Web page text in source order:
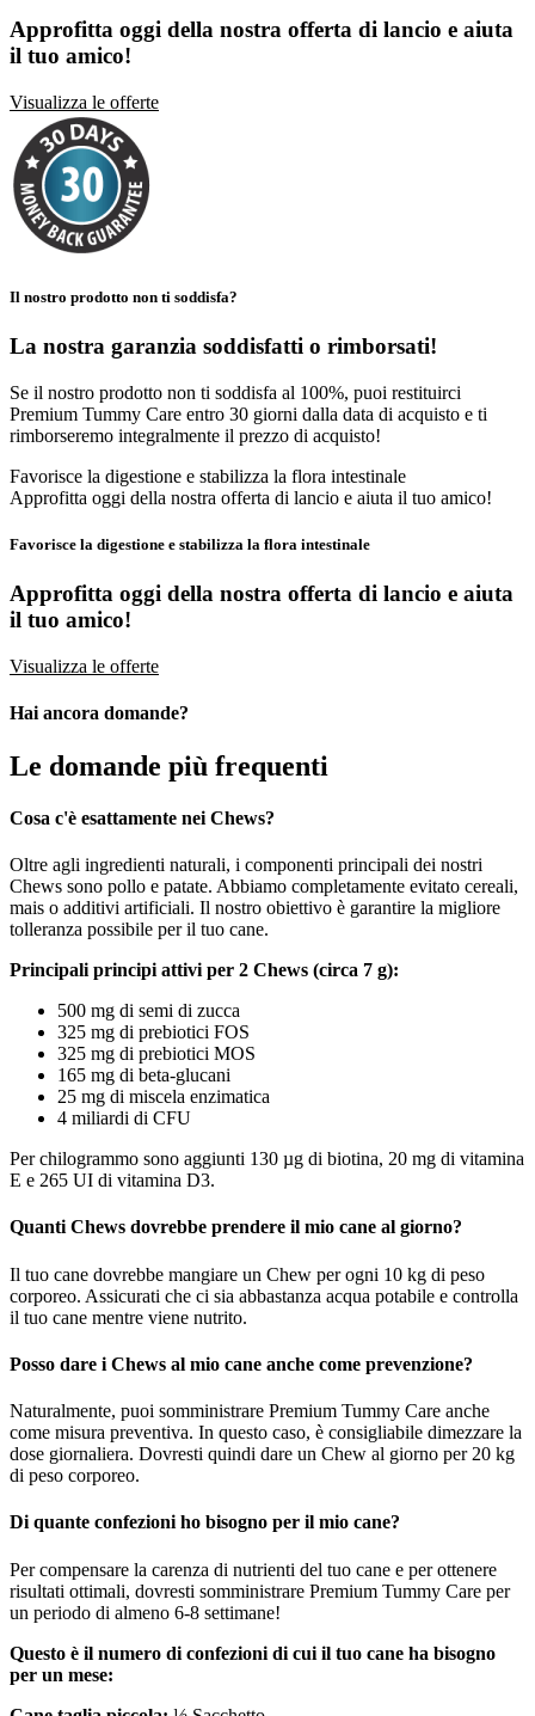
Approfitta oggi della nostra offerta di lancio e aiuta
il tuo amico!
Visualizza le offerte
Il nostro prodotto non ti soddisfa?
La nostra garanzia soddisfatti o rimborsati!
Se il nostro prodotto non ti soddisfa al 100%, puoi restituirci
Premium Tummy Care entro 30 giorni dalla data di acquisto e ti
rimborseremo integralmente il prezzo di acquisto!
Favorisce la digestione e stabilizza la flora intestinale
Approfitta oggi della nostra offerta di lancio e aiuta il tuo amico!
Favorisce la digestione e stabilizza la flora intestinale
Approfitta oggi della nostra offerta di lancio e aiuta
il tuo amico!
Visualizza le offerte
Hai ancora domande?
Le domande più frequenti
Cosa c'è esattamente nei Chews?
Oltre agli ingredienti naturali, i componenti principali dei nostri
Chews sono pollo e patate. Abbiamo completamente evitato cereali,
mais o additivi artificiali. Il nostro obiettivo è garantire la migliore
tolleranza possibile per il tuo cane.
Principali principi attivi per 2 Chews (circa 7 g):
500 mg di semi di zucca
325 mg di prebiotici FOS
325 mg di prebiotici MOS
165 mg di beta-glucani
25 mg di miscela enzimatica
4 miliardi di CFU
Per chilogrammo sono aggiunti 130 µg di biotina, 20 mg di vitamina
E e 265 UI di vitamina D3.
Quanti Chews dovrebbe prendere il mio cane al giorno?
Il tuo cane dovrebbe mangiare un Chew per ogni 10 kg di peso
corporeo. Assicurati che ci sia abbastanza acqua potabile e controlla
il tuo cane mentre viene nutrito.
Posso dare i Chews al mio cane anche come prevenzione?
Naturalmente, puoi somministrare Premium Tummy Care anche
come misura preventiva. In questo caso, è consigliabile dimezzare la
dose giornaliera. Dovresti quindi dare un Chew al giorno per 20 kg
di peso corporeo.
Di quante confezioni ho bisogno per il mio cane?
Per compensare la carenza di nutrienti del tuo cane e per ottenere
risultati ottimali, dovresti somministrare Premium Tummy Care per
un periodo di almeno 6-8 settimane!
Questo è il numero di confezioni di cui il tuo cane ha bisogno
per un mese: